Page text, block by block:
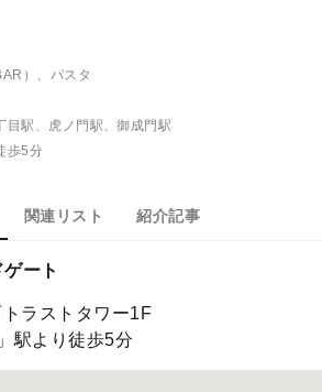
）、パスタ
目駅、虎ノ門駅、御成門駅
歩5分
関連リスト 紹介記事
ート
ラストタワー1F
駅より徒歩5分